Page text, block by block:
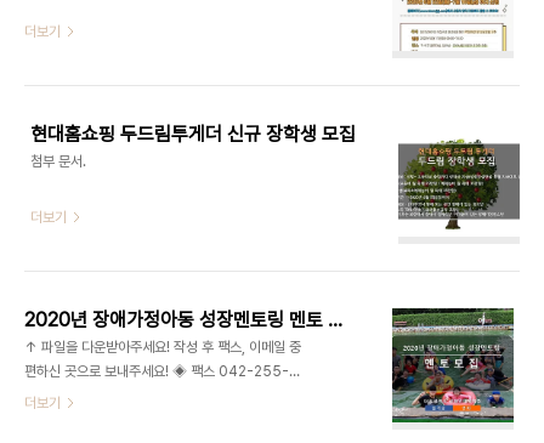
더보기
현대홈쇼핑 두드림투게더 신규 장학생 모집
첨부 문서.
더보기
2020년 장애가정아동 성장멘토링 멘토 신청서 및 제출서류
↑ 파일을 다운받아주세요! 작성 후 팩스, 이메일 중
편하신 곳으로 보내주세요! ◈ 팩스 042-255-
6416 ◈ 이메일 djsrpd@naver.com 문의 ◈
더보기